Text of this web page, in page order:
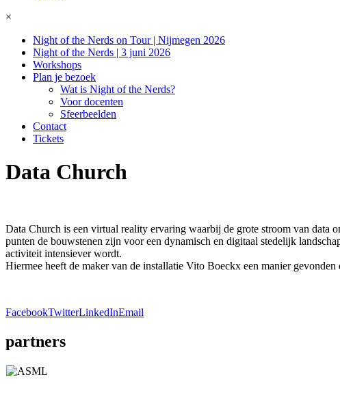
×
Night of the Nerds on Tour | Nijmegen 2026
Night of the Nerds | 3 juni 2026
Workshops
Plan je bezoek
Wat is Night of the Nerds?
Voor docenten
Sfeerbeelden
Contact
Tickets
Data Church
Data Church is een virtual reality ervaring waarbij de grote stroom van data
punten de bouwstenen zijn voor een dynamisch en digitaal stedelijk
activiteit intensiever wordt.
Hiermee heeft de maker van de installatie Vito Boeckx een manier
FacebookTwitterLinkedInEmail
partners